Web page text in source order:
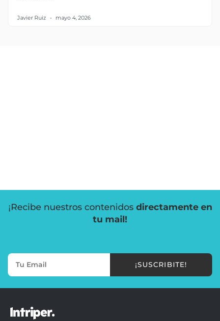
Javier Ruiz mayo 4, 2026
¡Recibe nuestros contenidos directamente en
tu mail!
¡SUSCRIBITE!